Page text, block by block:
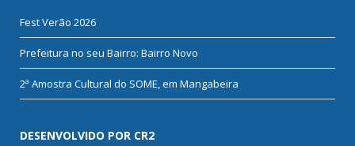
Fest Verão 2026
Prefeitura no seu Bairro: Bairro Novo
2ª Amostra Cultural do SOME, em Mangabeira
DESENVOLVIDO POR CR2